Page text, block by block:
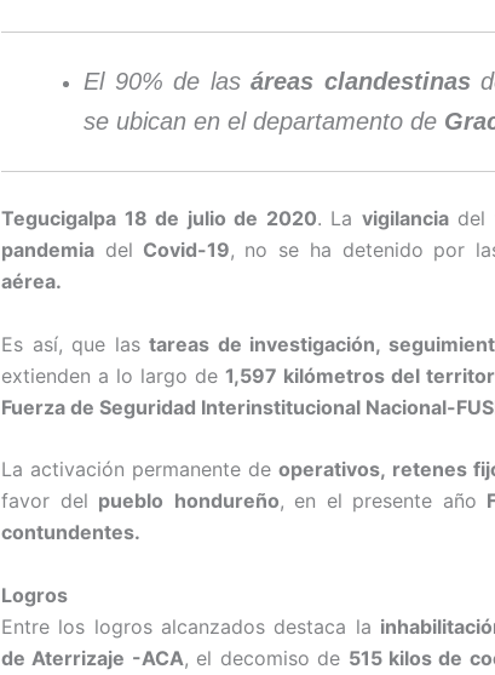
El 90% de las áreas clandestinas
se ubican en el departamento de
Tegucigalpa 18 de julio de 2020. La vigilanciadel
pandemia del Covid-19, no se ha detenido por
aérea.
Es así, que las tareas de investigación,
extienden a lo largo de 1,597 kilómetros del
Fuerza de Seguridad Interinstitucional Nacional-
La activación permanente deoperativos, retenes
favor del pueblo hondureño, en el presente año
contundentes.
Logros
Entre los logros alcanzados destaca la
de Aterrizaje -ACA, el decomiso de 515 kilos de